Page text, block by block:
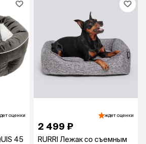
оценки
45
ждет оценки
2 499 ₽
RURRI Лежак со съемным